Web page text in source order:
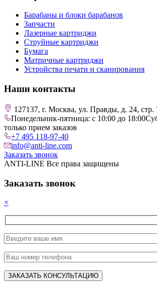
Барабаны и блоки барабанов
Запчасти
Лазерные картриджи
Струйные картриджи
Бумага
Матричные картриджи
Устройства печати и сканирования
Наши контакты
127137, г. Москва, ул. Правды, д. 24, стр.
Понедельник-пятница: с 10:00 до 18:00
только прием заказов
+7 495 118-97-40
info@anti-line.com
Заказать звонок
ANTI-LINE Все права защищены
Заказать звонок
×